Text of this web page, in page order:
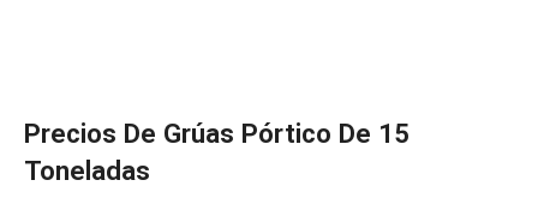
Precios De Grúas Pórtico De 15
Toneladas